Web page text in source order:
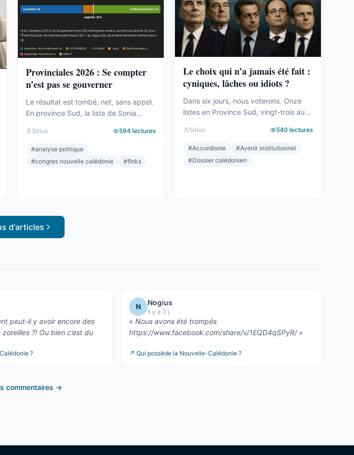
Provinciales 2026 : Se compter
n’est pas se gouverner
Le résultat est tombé, net, sans appel.
En province Sud, la liste de Sonia
voix, une assemblée provinciale
dominée, la droite la plus dure
pulvérisée, le centre rayé de la carte.
Sirius 594 lectures
#analyse politique
#congres nouvelle calédonie #flnks
Le choix qui n’a jamais été fait :
cyniques, lâches ou idiots ?
Dans six jours, nous voterons. Onze
listes en Province Sud, vingt-trois au
effaceront une partie des voix. Des
alliances qui se feront le soir même,
dans les couloirs, loin des électeurs.
Sirius 540 lectures
#Accordisme #Avenir institutionnel
#Dossier calédonien
d'articles
peut-il y avoir encore des
?! Ou bien c’est du
?
N Nogius
Il y a 3 j
«Nous avons été trompés
https://www.facebook.com/share/v/1EQD4qSPyR/»
↗Qui possède la Nouvelle-Calédonie ?
commentaires →